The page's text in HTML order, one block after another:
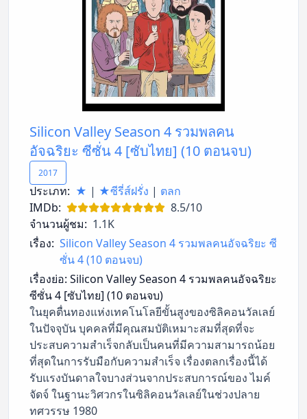
Silicon Valley Season 4 รวมพลคน
อัจฉริยะ ซีซั่น 4 [ซับไทย] (10 ตอนจบ)
2017
ประเภท: ★ | ★ซีรี่ส์ฝรั่ง | ตลก
IMDb:
8.5/10
จำนวนผู้ชม: 1.1K
เรื่อง: Silicon Valley Season 4 รวมพลคนอัจฉริยะ ซี
ซั่น 4 (10 ตอนจบ)
เรื่องย่อ: Silicon Valley Season 4 รวมพลคนอัจฉริยะ
ซีซั่น 4 [ซับไทย] (10 ตอนจบ)
ในยุคตื่นทองแห่งเทคโนโลยีขั้นสูงของซิลิคอนวัลเลย์
ในปัจจุบัน บุคคลที่มีคุณสมบัติเหมาะสมที่สุดที่จะ
ประสบความสำเร็จกลับเป็นคนที่มีความสามารถน้อย
ที่สุดในการรับมือกับความสำเร็จ เรื่องตลกเรื่องนี้ได้
รับแรงบันดาลใจบางส่วนจากประสบการณ์ของ ไมค์
จัดจ์ ในฐานะวิศวกรในซิลิคอนวัลเลย์ในช่วงปลาย
ทศวรรษ 1980